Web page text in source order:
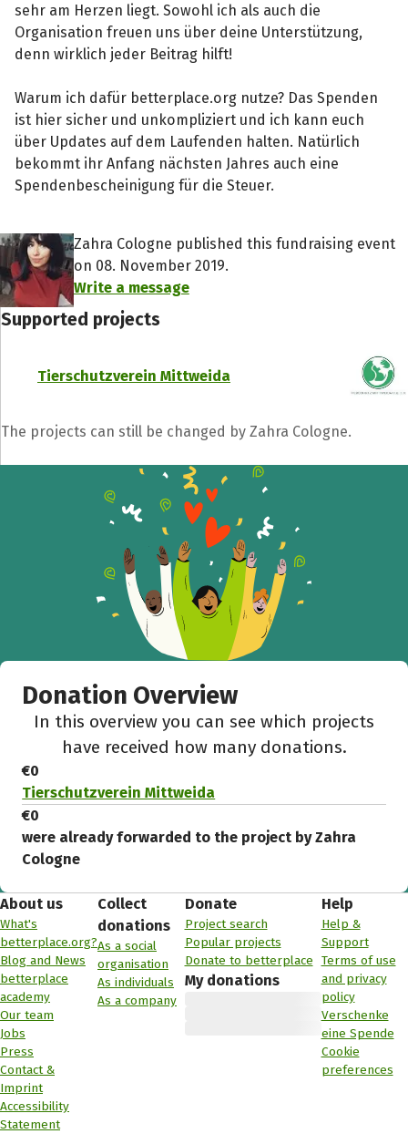
sehr am Herzen liegt. Sowohl ich als auch die
Organisation freuen uns über deine Unterstützung,
denn wirklich jeder Beitrag hilft!
Warum ich dafür betterplace.org nutze? Das Spenden
ist hier sicher und unkompliziert und ich kann euch
über Updates auf dem Laufenden halten. Natürlich
bekommt ihr Anfang nächsten Jahres auch eine
Spendenbescheinigung für die Steuer.
Zahra Cologne published this fundraising event
on 08. November 2019.
Write a message
Supported projects
Tierschutzverein Mittweida
The projects can still be changed by Zahra Cologne.
Donation Overview
In this overview you can see which projects
have received how many donations.
€0
Tierschutzverein Mittweida
€0
were already forwarded to the project by Zahra
Cologne
About us
What's
betterplace.org?
Blog and News
betterplace
academy
Our team
Jobs
Press
Contact &
Imprint
Accessibility
Statement
Collect
donations
As a social
organisation
As individuals
As a company
Donate
Project search
Popular projects
Donate to betterplace
My donations
Help
Help &
Support
Terms of use
and privacy
policy
Verschenke
eine Spende
Cookie
preferences